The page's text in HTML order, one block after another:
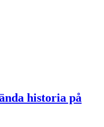
historia på